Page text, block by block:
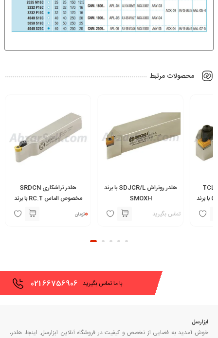
محصولات مرتبط
هلدر روتراش SDJCR/L با برند
تماس بگیرید
هلدر تراشکاری SRDCN
مخصوص الماس RC.T با برند
تومان
مناسب
تومان
66756906
021 با ما تماس بگیرید
ابزارسل
خوش آمدید به فضایی از تخصص و کیفیت در فروشگاه آنلاین ابزارسل. اینجا، هلدر،